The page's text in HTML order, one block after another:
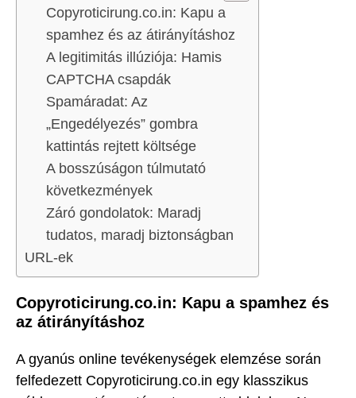
Copyroticirung.co.in: Kapu a
spamhez és az átirányításhoz
A legitimitás illúziója: Hamis
CAPTCHA csapdák
Spamáradat: Az
„Engedélyezés” gombra
kattintás rejtett költsége
A bosszúságon túlmutató
következmények
Záró gondolatok: Maradj
tudatos, maradj biztonságban
URL-ek
Copyroticirung.co.in: Kapu a spamhez és
az átirányításhoz
A gyanús online tevékenységek elemzése során
felfedezett Copyroticirung.co.in egy klasszikus